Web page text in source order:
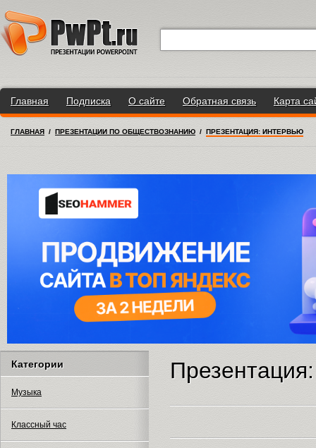
Главная Подписка О сайте Обратная связь Карта
ГЛАВНАЯ / ПРЕЗЕНТАЦИИ ПО ОБЩЕСТВОЗНАНИЮ / ПРЕЗЕНТАЦИЯ: ИНТЕРВЬЮ
Категории
Музыка
Классный час